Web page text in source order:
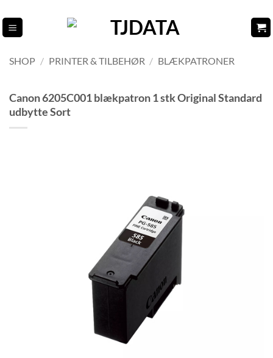
til
indhold
SHOP / PRINTER & TILBEHØR / BLÆKPATRONER
Canon 6205C001 blækpatron 1 stk Original Standard
udbytte Sort